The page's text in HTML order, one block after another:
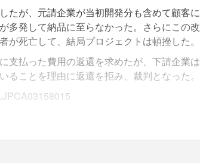
たが、元請企業が当初開発分も含めて顧客に
多発して納品に至らなかった。さらにこの改
死亡して、結局プロジェクトは頓挫した。
支払った費用の返還を求めたが、下請企業は
ことを理由に返還を拒み、裁判となった。